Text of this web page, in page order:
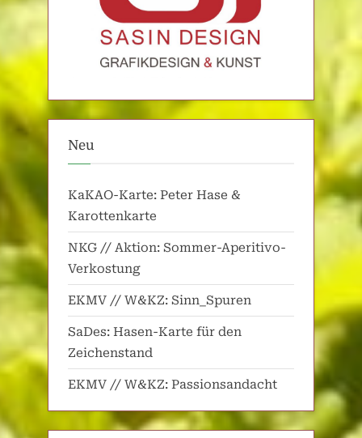
Neu
KaKAO-Karte: Peter Hase &
Karottenkarte
NKG // Aktion: Sommer-Aperitivo-
Verkostung
EKMV // W&KZ: Sinn_Spuren
SaDes: Hasen-Karte für den
Zeichenstand
EKMV // W&KZ: Passionsandacht